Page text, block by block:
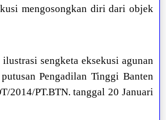
mengosongkan diri dari objek
ilustrasi sengketa eksekusi agunan
Pengadilan Tinggi Banten
2014/PT.BTN. tanggal 20 Januari